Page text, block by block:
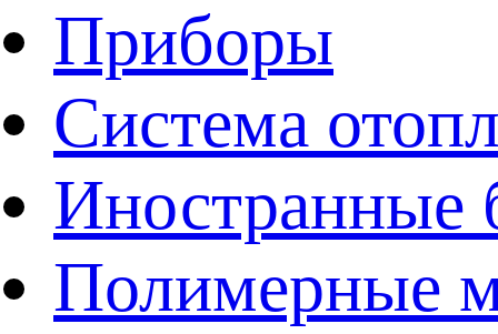
Приборы
Система
Иностранные
Полимерные